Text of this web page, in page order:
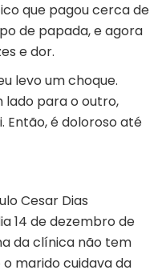
que pagou cerca de
de papada, e agora
e dor.
levo um choque.
lado para o outro,
Então, é doloroso até
Cesar Dias
14 de dezembro de
da clínica não tem
marido cuidava da